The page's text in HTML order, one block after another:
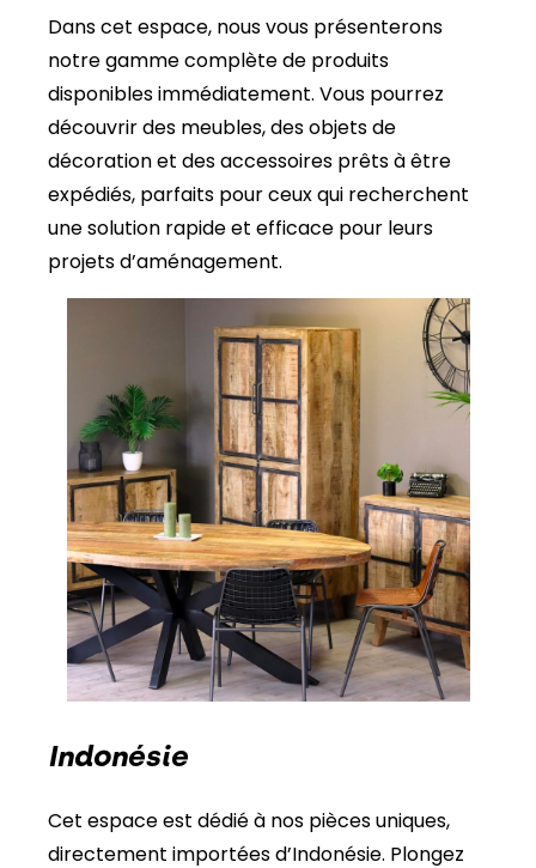
Dans cet espace, nous vous présenterons
notre gamme complète de produits
disponibles immédiatement. Vous pourrez
découvrir des meubles, des objets de
décoration et des accessoires prêts à être
expédiés, parfaits pour ceux qui recherchent
une solution rapide et efficace pour leurs
projets d’aménagement.
Indonésie
Cet espace est dédié à nos pièces uniques,
directement importées d’Indonésie. Plongez